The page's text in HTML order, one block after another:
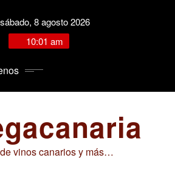
sábado, 8 agosto 2026
10:01 am
vinos canarios y más…